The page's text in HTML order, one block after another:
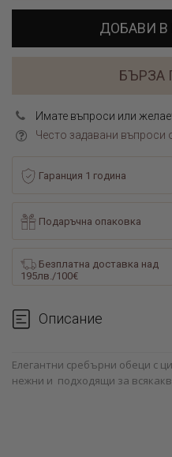
ДОБАВИ
БЪРЗА
Имате въпроси или
Често задавани въпроси
Гаранция 1 година
Подаръчна опаковка
Безплатна доставка над
195лв./100€
Описание
Елегантни сребърни обеци с
нежни и подходящи за